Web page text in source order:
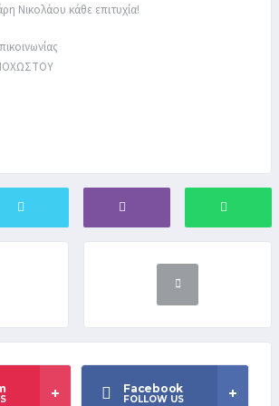
Νικολάου κάθε επιτυχία!
Facebook
FOLLOW US